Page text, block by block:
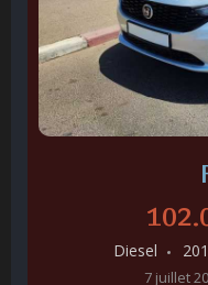
Diesel
7 juillet